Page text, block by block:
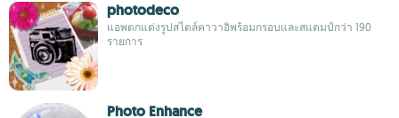
photodeco
แอพตกแต่งรูปสไตล์คาวาอิพร้อมกรอบและสแตมป์กว่า 190
รายการ
Photo Enhance